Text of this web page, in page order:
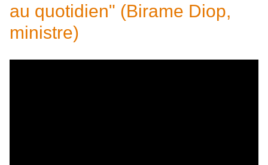
au quotidien" (Birame Diop,
ministre)